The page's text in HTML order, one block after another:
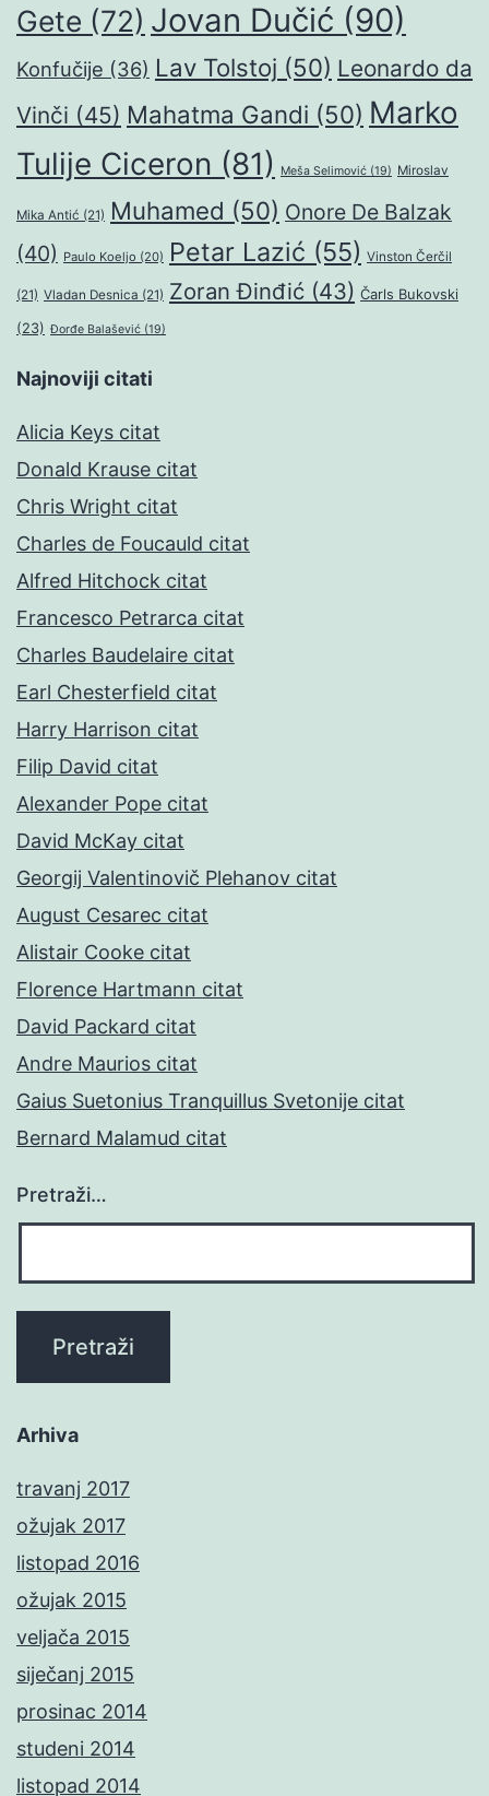
Gete (72) Jovan Dučić (90)
Konfučije (36) Lav Tolstoj (50) Leonardo da
Vinči (45) Mahatma Gandi (50) Marko
Tulije Ciceron (81) Meša Selimović (19) Miroslav
Mika Antić (21) Muhamed (50) Onore De Balzak
(40) Paulo Koeljo (20) Petar Lazić (55) Vinston Čerčil
(21) Vladan Desnica (21) Zoran Đinđić (43) Čarls Bukovski
(23) Đorđe Balašević (19)
Najnoviji citati
Alicia Keys citat
Donald Krause citat
Chris Wright citat
Charles de Foucauld citat
Alfred Hitchock citat
Francesco Petrarca citat
Charles Baudelaire citat
Earl Chesterfield citat
Harry Harrison citat
Filip David citat
Alexander Pope citat
David McKay citat
Georgij Valentinovič Plehanov citat
August Cesarec citat
Alistair Cooke citat
Florence Hartmann citat
David Packard citat
Andre Maurios citat
Gaius Suetonius Tranquillus Svetonije citat
Bernard Malamud citat
Pretraži…
Arhiva
travanj 2017
ožujak 2017
listopad 2016
ožujak 2015
veljača 2015
siječanj 2015
prosinac 2014
studeni 2014
listopad 2014